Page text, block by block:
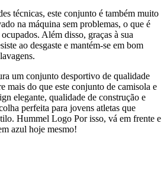
técnicas, este conjunto é também muito
na máquina sem problemas, o que é
Além disso, graças à sua
ao desgaste e mantém-se em bom
um conjunto desportivo de qualidade
mais do que este conjunto de camisola e
elegante, qualidade de construção e
perfeita para jovens atletas que
Hummel Logo Por isso, vá em frente e
azul hoje mesmo!